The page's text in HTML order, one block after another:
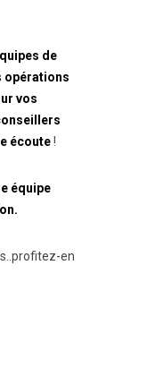
de
opérations
vos
écoute!
équipe
en